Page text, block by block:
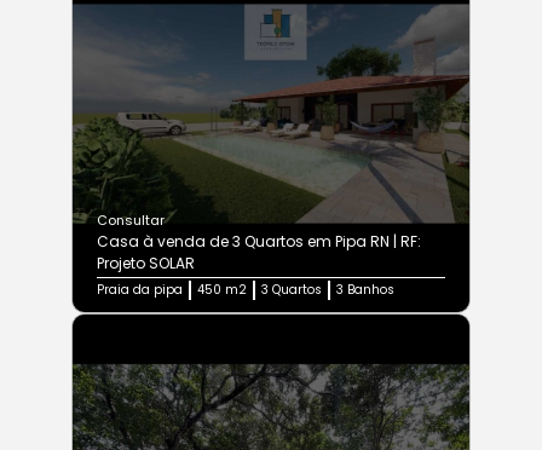
Consultar
Casa à venda de 3 Quartos em Pipa RN | RF:
Projeto SOLAR
Praia da pipa 450 m2 3 Quartos 3 Banhos